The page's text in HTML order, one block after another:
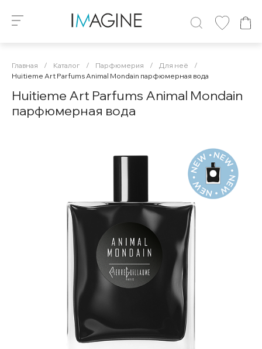
Главная / Каталог / Парфюмерия / Для неё
/
Huitieme Art Parfums Animal Mondain парфюмерная вода
Huitieme Art Parfums Animal Mondain
парфюмерная вода